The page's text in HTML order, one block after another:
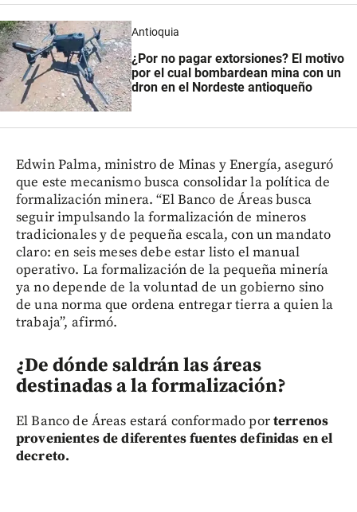
Antioquia
¿Por no pagar extorsiones? El motivo
por el cual bombardean mina con un
dron en el Nordeste antioqueño
Edwin Palma, ministro de Minas y Energía, aseguró
que este mecanismo busca consolidar la política de
formalización minera. “El Banco de Áreas busca
seguir impulsando la formalización de mineros
tradicionales y de pequeña escala, con un mandato
claro: en seis meses debe estar listo el manual
operativo. La formalización de la pequeña minería
ya no depende de la voluntad de un gobierno sino
de una norma que ordena entregar tierra a quien la
trabaja”, afirmó.
¿De dónde saldrán las áreas
destinadas a la formalización?
El Banco de Áreas estará conformado porterrenos
provenientes de diferentes fuentes definidas en el
decreto.